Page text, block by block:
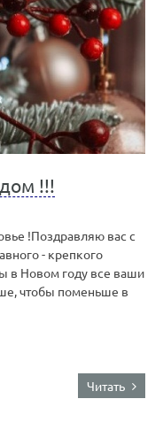
!!!
!Поздравляю вас с
- крепкого
в Новом году все ваши
чтобы поменьше в
Читать